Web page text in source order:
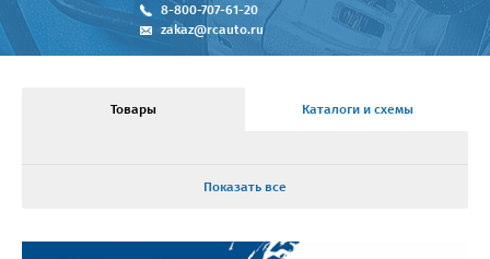
8-800-707-61-20
zakaz@rcauto.ru
Товары Каталоги и схемы
Показать все